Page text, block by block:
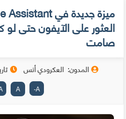
العثور على الآيفون حتى
صامت
المدون: العكرودي أنس
A
-
A